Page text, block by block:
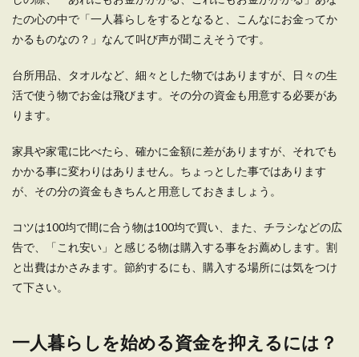
来るのか
一人暮らしをしている人達の中で、ご飯は外食に
...
たの心の中で「一人暮らしをするとなると、こんなにお金ってか
かるものなの？」なんて叫び声が聞こえそうです。
台所用品、タオルなど、細々とした物ではありますが、日々の生
活で使う物でお金は飛びます。その分の資金も用意する必要があ
ります。
家具や家電に比べたら、確かに金額に差がありますが、それでも
かかる事に変わりはありません。ちょっとした事ではあります
が、その分の資金もきちんと用意しておきましょう。
コツは100均で間に合う物は100均で買い、また、チラシなどの広
告で、「これ安い」と感じる物は購入する事をお薦めします。割
と出費はかさみます。節約するにも、購入する場所には気をつけ
て下さい。
一人暮らしを始める資金を抑えるには？